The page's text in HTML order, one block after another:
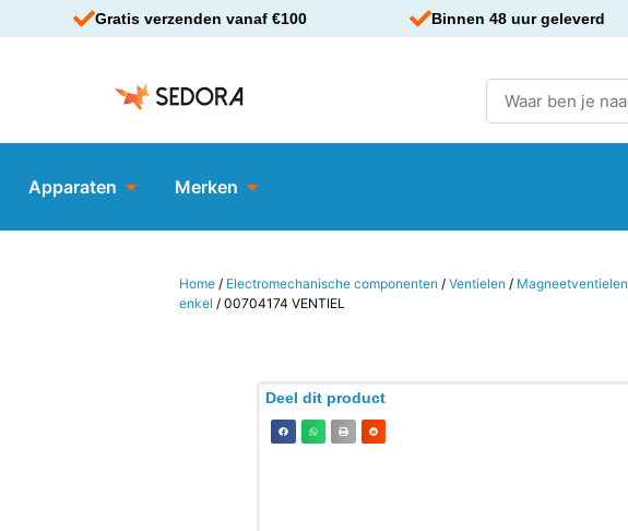
Gratis verzenden vanaf €100 Binnen 48 uur geleverd
Apparaten Merken
Home / Electromechanische componenten /Ventielen / Magneetventielen
enkel / 00704174 VENTIEL
Deel dit product